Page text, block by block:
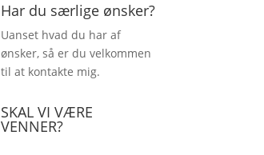
Har du særlige ønsker?
Uanset hvad du har af
ønsker, så er du velkommen
til at kontakte mig.
SKAL VI VÆRE
VENNER?